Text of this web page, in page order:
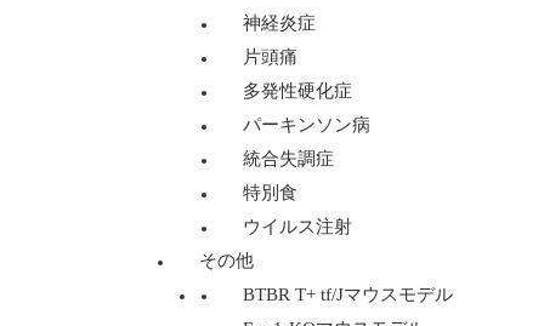
神経炎症
片頭痛
多発性硬化症
パーキンソン病
統合失調症
特別食
ウイルス注射
その他
BTBR T+ tf/Jマウスモデル